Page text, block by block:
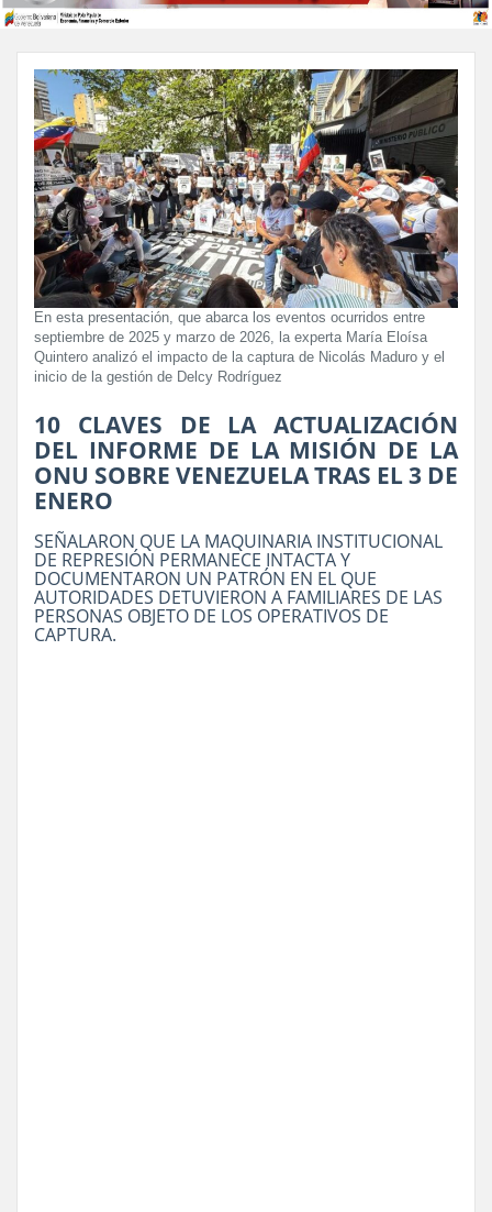
En esta presentación, que abarca los eventos ocurridos entre
septiembre de 2025 y marzo de 2026, la experta María Eloísa
Quintero analizó el impacto de la captura de Nicolás Maduro y el
inicio de la gestión de Delcy Rodríguez
10 CLAVES DE LA ACTUALIZACIÓN
DEL INFORME DE LA MISIÓN DE LA
ONU SOBRE VENEZUELA TRAS EL 3 DE
ENERO
SEÑALARON QUE LA MAQUINARIA INSTITUCIONAL
DE REPRESIÓN PERMANECE INTACTA Y
DOCUMENTARON UN PATRÓN EN EL QUE
AUTORIDADES DETUVIERON A FAMILIARES DE LAS
PERSONAS OBJETO DE LOS OPERATIVOS DE
CAPTURA.